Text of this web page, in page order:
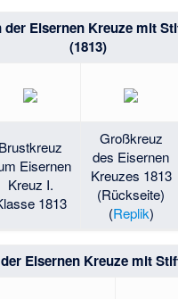
Eisernen Kreuze mit
(1813)
Brustkreuz
Eisernen
Kreuz I.
1813
Großkreuz
des Eisernen
Kreuzes 1813
(Rückseite)
(Replik)
Eisernen Kreuze mit